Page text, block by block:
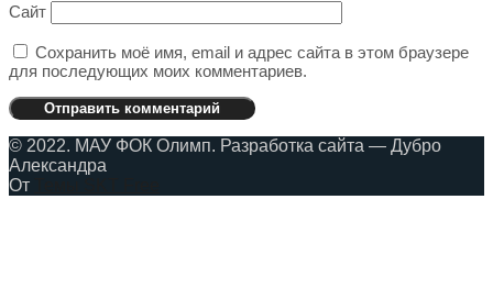
Сайт
Сохранить моё имя, email и адрес сайта в этом браузере
для последующих моих комментариев.
© 2022. МАУ ФОК Олимп. Разработка сайта — Дубро
Александра
От